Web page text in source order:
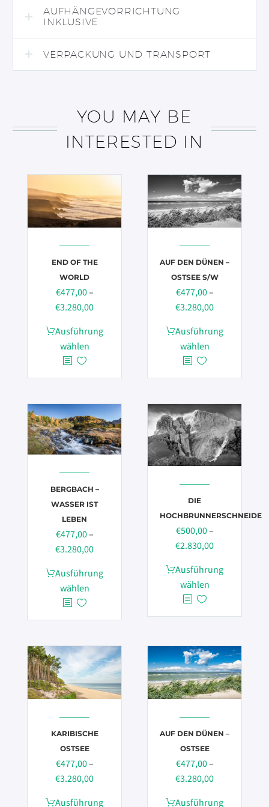
AUFHÄNGEVORRICHTUNG
INKLUSIVE
VERPACKUNG UND TRANSPORT
YOU MAY BE
INTERESTED IN
END OF THE
WORLD
€477,00–
€3.280,00Preisspanne:
bis
Ausführung
wählen
Dieses
Produkt
weist
mehrere
auf.
Die
Optionen
können
Produktseite
gewählt
werden
AUF DEN DÜNEN –
OSTSEE S/W
€477,00–
€3.280,00Preisspanne:
bis
Ausführung
wählen
Dieses
Produkt
weist
mehrere
auf.
Die
Optionen
können
auf
Produktseite
gewählt
werden
BERGBACH –
WASSER IST
LEBEN
€477,00–
€3.280,00Preisspanne:
bis
Ausführung
wählen
Dieses
Produkt
weist
mehrere
auf.
Die
Optionen
können
Produktseite
gewählt
werden
DIE
HOCHBRUNNERSCHNEIDE
€500,00–
€2.830,00Preisspanne:
bis
Ausführung
wählen
Dieses
Produkt
weist
mehrere
auf.
Die
Optionen
können
der
Produktseite
gewählt
werden
KARIBISCHE
OSTSEE
€477,00–
€3.280,00Preisspanne:
Ausführung
Dieses
AUF DEN DÜNEN –
OSTSEE
€477,00–
€3.280,00Preisspanne:
Ausführung
Dieses